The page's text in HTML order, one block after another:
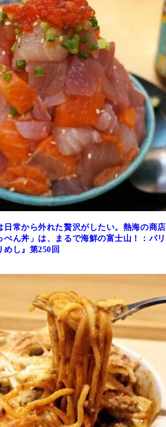
日常から外れた贅沢がしたい。熱海の商店
ぺん丼」は、まるで海鮮の富士山！：パリ
めし』第250回